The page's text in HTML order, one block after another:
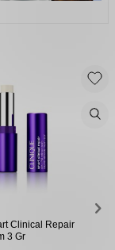
Clinical Repair
3 Gr